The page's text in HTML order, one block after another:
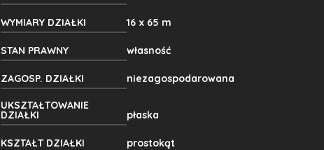
WYMIARY DZIAŁKI 16 x 65 m
STAN PRAWNY własność
ZAGOSP. DZIAŁKI niezagospodarowana
UKSZTAŁTOWANIE
DZIAŁKI płaska
KSZTAŁT DZIAŁKI prostokąt